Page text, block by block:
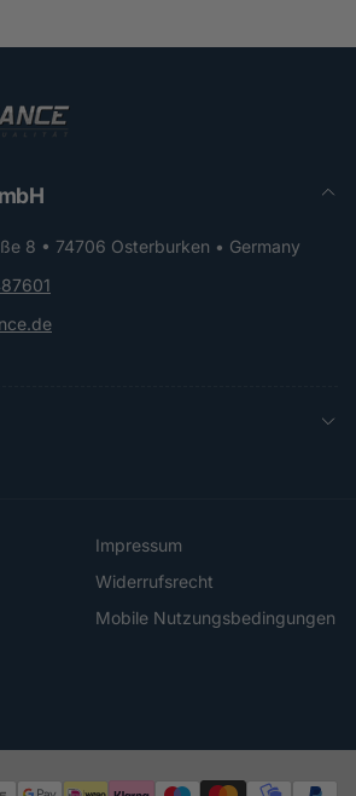
8 • 74706 Osterburken • Germany
Impressum
Widerrufsrecht
Mobile Nutzungsbedingungen